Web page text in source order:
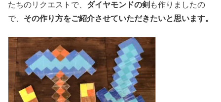
たちのリクエストで、 ダイヤモンドの剣 も作りましたの
で、 その作り方をご紹介させていただきたいと思います。